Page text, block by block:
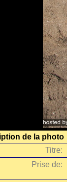
de la photo
Titre:
Prise de: